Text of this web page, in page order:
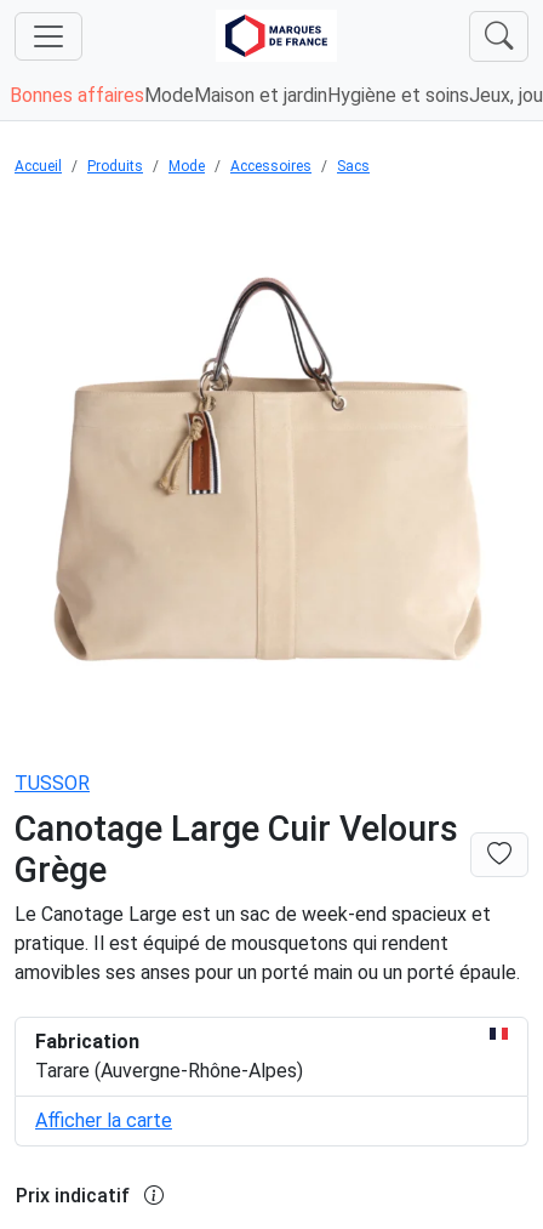
Bonnes affaires Mode Maison et jardin Hygiène et soinsJeux,
Accueil Produits Mode Accessoires Sacs
TUSSOR
Canotage Large Cuir Velours
Grège
Le Canotage Large est un sac de week-end spacieux et
pratique. Il est équipé de mousquetons qui rendent
amovibles ses anses pour un porté main ou un porté épaule.
Fabrication
Tarare (Auvergne-Rhône-Alpes)
Afficher la carte
Prix indicatif